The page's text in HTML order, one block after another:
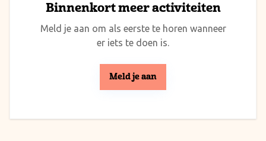
Binnenkort meer activiteiten
Meld je aan om als eerste te horen wanneer
er iets te doen is.
Meld je aan